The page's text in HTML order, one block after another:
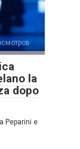
la
dopo
Peparini e